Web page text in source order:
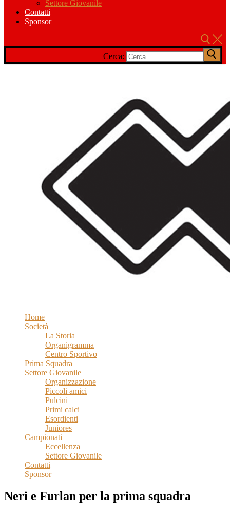
Settore Giovanile
Contatti
Sponsor
Cerca:
Home
Società
La Storia
Organigramma
Centro Sportivo
Prima Squadra
Settore Giovanile
Organizzazione
Piccoli amici
Pulcini
Primi calci
Esordienti
Juniores
Campionati
Eccellenza
Settore Giovanile
Contatti
Sponsor
Neri e Furlan per la prima squadra